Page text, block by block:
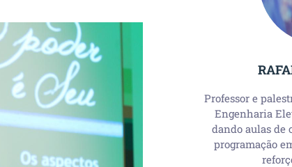
Professor e
Engenharia
dando aulas de
programação